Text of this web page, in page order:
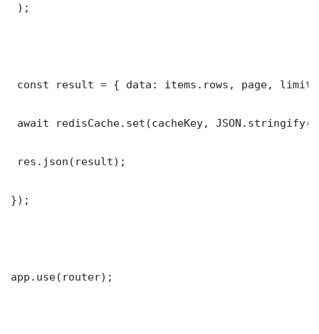
);
const result = { data: items.rows, page,
await redisCache.set(cacheKey,
res.json(result);
});
app.use(router);